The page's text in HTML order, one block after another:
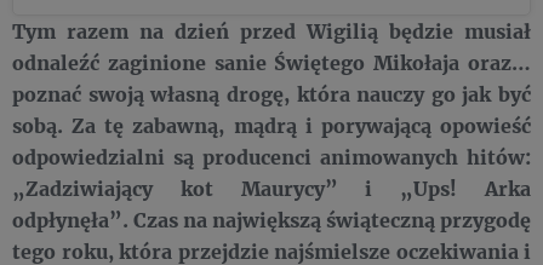
Tym razem na dzień przed Wigilią będzie musiał
odnaleźć zaginione sanie Świętego Mikołaja oraz…
poznać swoją własną drogę, która nauczy go jak być
sobą. Za tę zabawną, mądrą i porywającą opowieść
odpowiedzialni są producenci animowanych hitów:
„Zadziwiający kot Maurycy” i „Ups! Arka
odpłynęła”. Czas na największą świąteczną przygodę
tego roku, która przejdzie najśmielsze oczekiwania i